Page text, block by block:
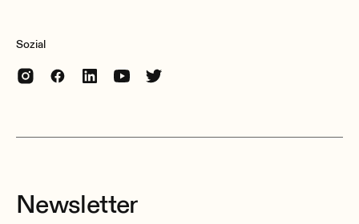
Sozial
Newsletter